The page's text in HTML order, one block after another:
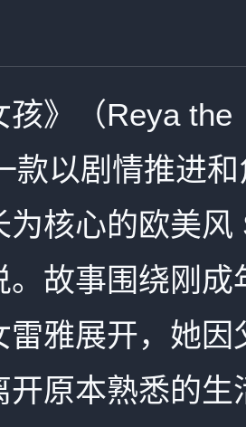
孩》（Reya the
款以剧情推进
为核心的欧美风
。故事围绕刚成
雷雅展开，她因
开原本熟悉的生